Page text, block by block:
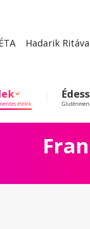
Hadarik
ételek